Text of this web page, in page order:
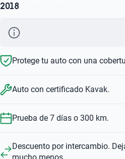
2018
Protege tu auto con una
Auto con certificado Kavak.
Prueba de 7 días o 300 km.
Descuento por intercambio.